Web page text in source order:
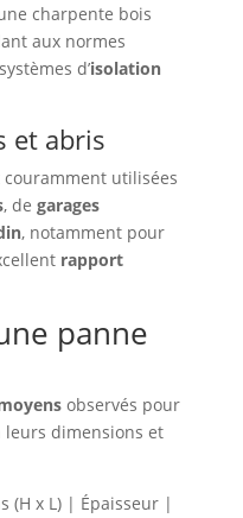
charpente bois
aux normes
d’isolation
et abris
utilisées
, de garages
, notamment pour
rapport
panne
observés pour
leurs dimensions et
(H x L) | Épaisseur |